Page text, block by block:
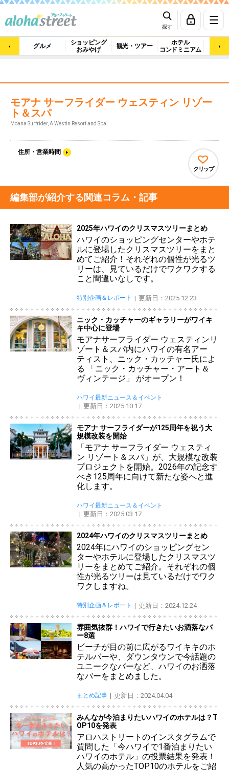
探す
グルメ
ショッピング
おみやげ
観光・ツアー
ホテル
コンドミニアム
マッ
モアナ サーフライダー ウェスティン リゾー
ト＆スパ
Moana Surfrider, A Westin Resort and Spa
住所・営業時間
クリップ
編集部が紹介する関連コラム・記事
2025年ハワイのクリスマスツリーまとめ
ハワイのショッピングセンターやホテ
ルに登場したクリスマスツリーをまと
めてご紹介！それぞれの個性が光るツ
リーは、見ているだけでワクワクする
こと間違いなしです。
特別企画＆レポート 更新日：2025.12.23
ニック・カッチャーのギャラリーがワイキ
キ中心に登場
モアナサーフライダー ウェスティンリ
ゾート＆スパ内にハワイの有名アー
ティスト、ニック・カッチャー氏によ
る 「ニック・カッチャー・アート＆
ヴィンテージ」 がオープン！
ハワイ最新ニュース＆イベント
更新日：2025.10.17
モアナ サーフライダーが125周年を祝う大
規模改装を開始
「モアナ サーフライダー ウェスティ
ン リゾート＆スパ」が、大規模な改装
プロジェクトを開始。2026年の記念す
べき125周年に向けて新たな姿へと進
化します。
ハワイ最新ニュース＆イベント
更新日：2025.03.17
2024年ハワイのクリスマスツリーまとめ
2024年にハワイのショッピングセン
ターやホテルに登場したクリスマスツ
リーをまとめてご紹介。それぞれの個
性が光るツリーは見ているだけでワク
ワクしますね。
特別企画＆レポート 更新日：2024.12.24
雰囲気抜群！ハワイで行きたいお洒落なバ
ー8選
ビーチが目の前に広がるワイキキのホ
テルバーや、ダウンタウンで今話題の
ユニークなバーなど、ハワイのお洒落
なバーをまとめました。
まとめ記事 更新日：2024.04.04
みんなが今泊まりたいハワイのホテルは？T
OP10を発表
アロハストリートのインスタグラムで
質問した「今ハワイで1番泊まりたい
ハワイのホテル」の投票結果を発表！
人気の高かったTOP10のホテルをご紹